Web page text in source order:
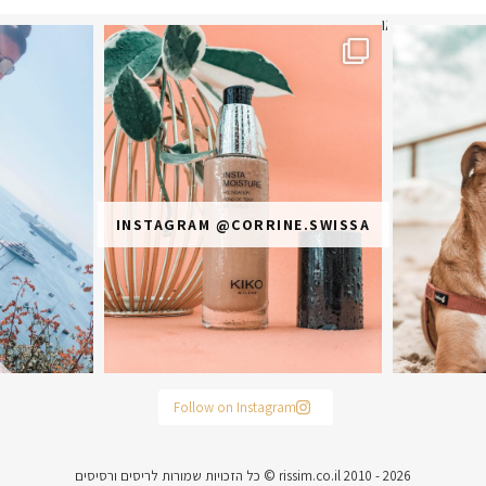
INSTAGRAM @CORRINE.SWISSA
הראשונה או
Follow on Instagram
rissim.co.il 2010 - 2026 © כל הזכויות שמורות לריסים ורסיסים